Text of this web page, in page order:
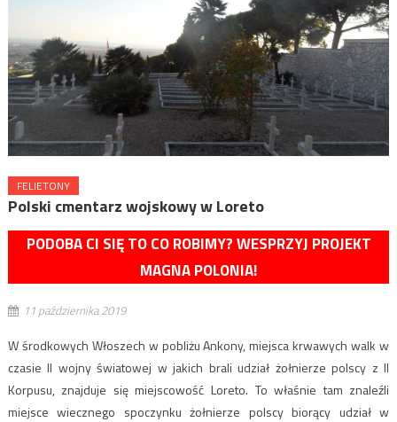
FELIETONY
Polski cmentarz wojskowy w Loreto
PODOBA CI SIĘ TO CO ROBIMY? WESPRZYJ PROJEKT
MAGNA POLONIA!
11 października 2019
W środkowych Włoszech w pobliżu Ankony, miejsca krwawych walk w
czasie II wojny światowej w jakich brali udział żołnierze polscy z II
Korpusu, znajduje się miejscowość Loreto. To właśnie tam znaleźli
miejsce wiecznego spoczynku żołnierze polscy biorący udział w